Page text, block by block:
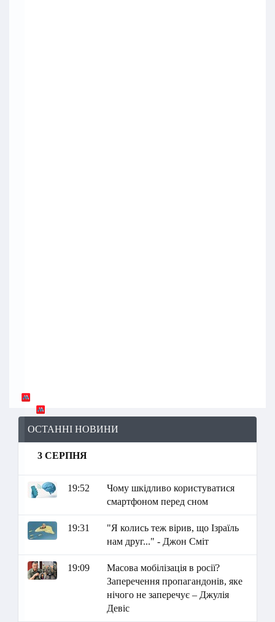
ОСТАННІ НОВИНИ
3 СЕРПНЯ
19:52
Чому шкідливо користуватися
смартфоном перед сном
19:31
"Я колись теж вірив, що Ізраїль
нам друг..." - Джон Сміт
19:09
Масова мобілізація в росії?
Заперечення пропагандонів, яке
нічого не заперечує – Джулія
Девіс